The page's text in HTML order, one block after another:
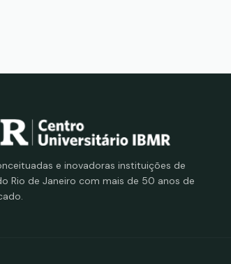
e inovadoras instituições de
Rio de Janeiro com mais de 50 anos de